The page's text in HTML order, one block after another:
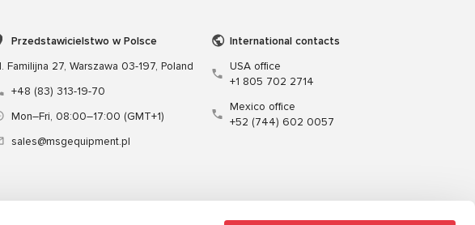
Przedstawicielstwo w Polsce
Familijna 27, Warszawa 03-197, Poland
+48 (83) 313-19-70
Mon–Fri, 08:00–17:00 (GMT+1)
sales@msgequipment.pl
International contacts
USA office
+1 805 702 2714
Mexico office
+52 (744) 602 0057